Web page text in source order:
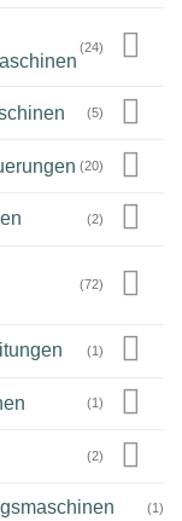
(24)
(5)
(20)
(2)
(72)
(1)
(1)
(2)
(1)